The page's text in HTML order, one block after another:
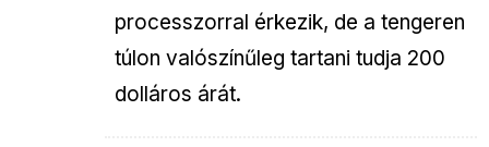
processzorral érkezik, de a tengeren
túlon valószínűleg tartani tudja 200
dolláros árát.